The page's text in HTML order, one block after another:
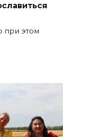
при этом